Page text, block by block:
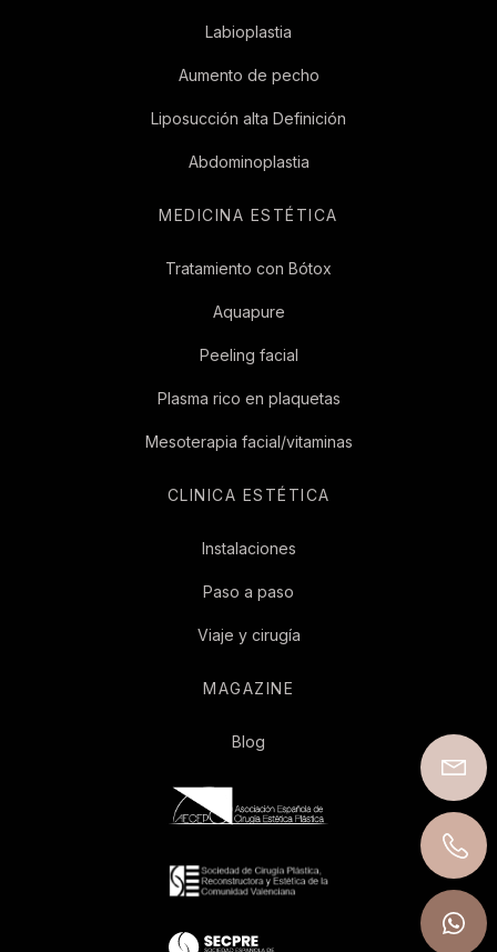
Labioplastia
Aumento de pecho
Liposucción alta Definición
Abdominoplastia
MEDICINA ESTÉTICA
Tratamiento con Bótox
Aquapure
Peeling facial
Plasma rico en plaquetas
Mesoterapia facial/vitaminas
CLINICA ESTÉTICA
Instalaciones
Paso a paso
Viaje y cirugía
MAGAZINE
Blog